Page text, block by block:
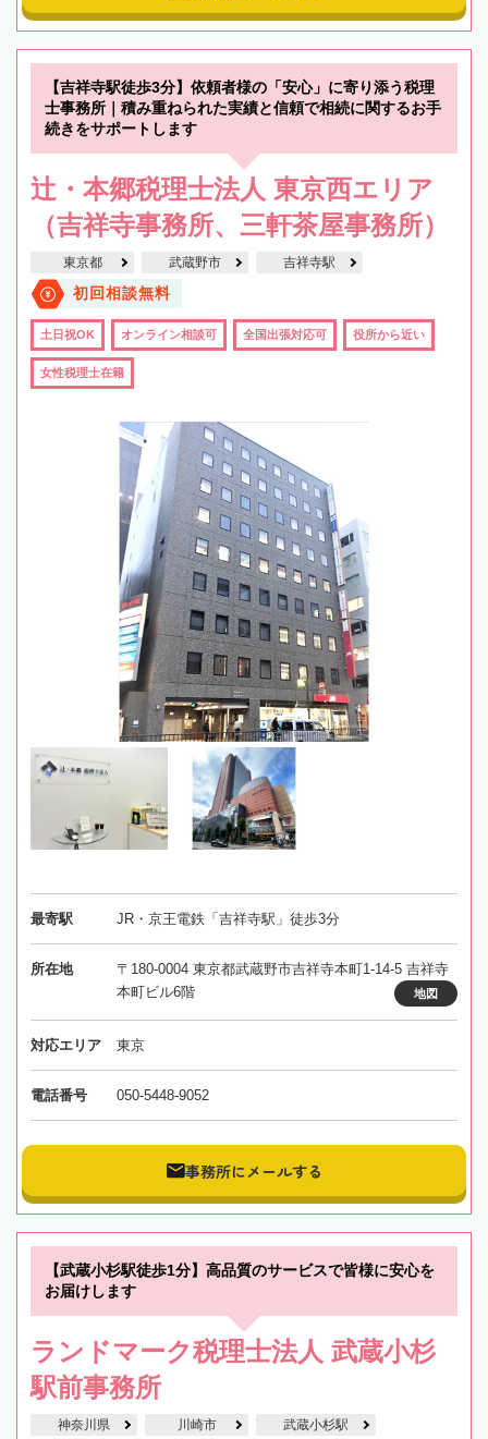
【吉祥寺駅徒歩3分】依頼者様の「安心」に寄り添う税理
士事務所｜積み重ねられた実績と信頼で相続に関するお手
続きをサポートします
辻・本郷税理士法人 東京西エリア
（吉祥寺事務所、三軒茶屋事務所）
東京都 武蔵野市 吉祥寺駅
初回相談無料
土日祝OK オンライン相談可 全国出張対応可 役所から近い
女性税理士在籍
最寄駅 JR・京王電鉄「吉祥寺駅」徒歩3分
所在地
〒180-0004 東京都武蔵野市吉祥寺本町1-14-5 吉祥寺
本町ビル6階
地図
対応エリア 東京
電話番号 050-5448-9052
事務所にメールする
【武蔵小杉駅徒歩1分】高品質のサービスで皆様に安心を
お届けします
ランドマーク税理士法人 武蔵小杉
駅前事務所
神奈川県 川崎市 武蔵小杉駅